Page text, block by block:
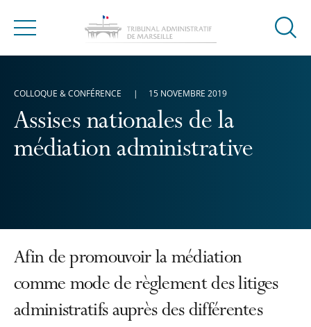
Menu
Ouvrir
Assises nationales de la
médiation administrative
COLLOQUE & CONFÉRENCE 15 NOVEMBRE 2019
Afin de promouvoir la médiation
comme mode de règlement des litiges
administratifs auprès des différentes